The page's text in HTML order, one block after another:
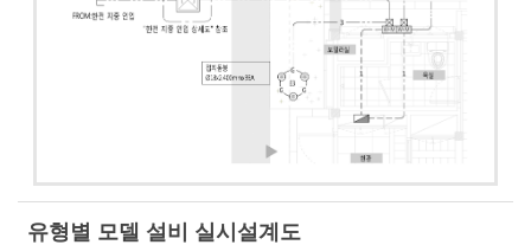
유형별 모델 설비 실시설계도